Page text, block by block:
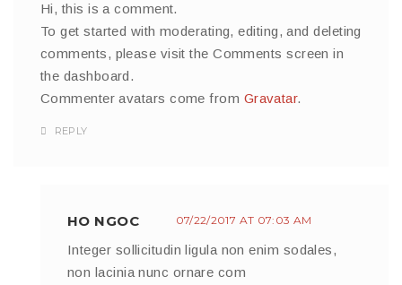
Hi, this is a comment.
To get started with moderating, editing, and deleting
comments, please visit the Comments screen in
the dashboard.
Commenter avatars come from Gravatar.
REPLY
HO NGOC 07/22/2017 AT 07:03 AM
Integer sollicitudin ligula non enim sodales,
non lacinia nunc ornare com